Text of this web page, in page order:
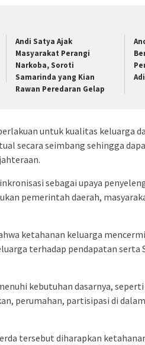
Andi Satya Ajak
Masyarakat Perangi
Narkoba, Soroti
Samarinda yang Kian
Rawan Peredaran Gelap
untuk kualitas keluarga
secara seimbang sehingga
sebagai upaya
pemerintah daerah,
ketahanan keluarga
terhadap pendapatan serta
kebutuhan dasarnya,
perumahan, partisipasi di
tersebut diharapkan